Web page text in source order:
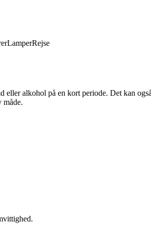
LamperRejse
alkohol på en kort periode. Det kan
måde.